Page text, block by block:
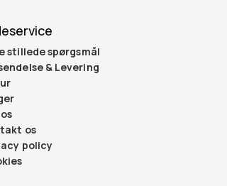
stillede spørgsmål
& Levering
os
policy